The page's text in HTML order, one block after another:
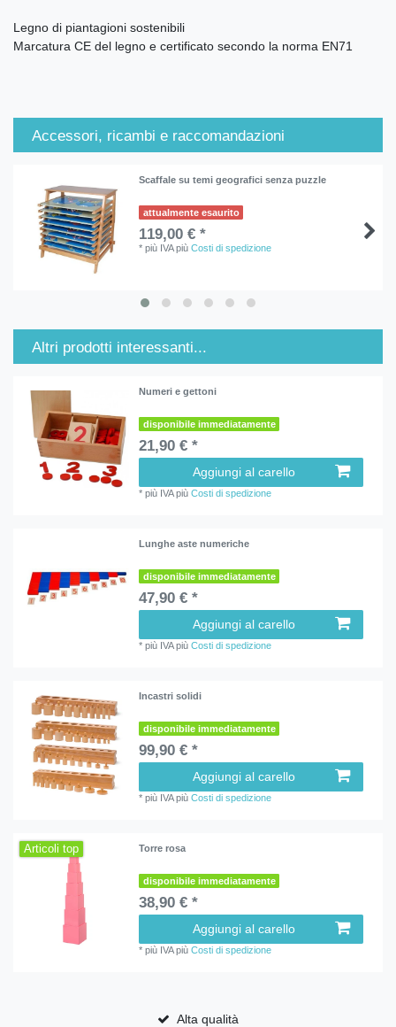
Legno di piantagioni sostenibili
Marcatura CE del legno e certificato secondo la norma EN71
Accessori, ricambi e raccomandazioni
Scaffale su temi geografici senza puzzle
attualmente esaurito
119,00 € *
*più IVApiùCosti di spedizione
Altri prodotti interessanti...
Numeri e gettoni
disponibile immediatamente
21,90 € *
Aggiungi al carello
*più IVApiùCosti di spedizione
Lunghe aste numeriche
disponibile immediatamente
47,90 € *
Aggiungi al carello
*più IVApiùCosti di spedizione
Incastri solidi
disponibile immediatamente
99,90 € *
Aggiungi al carello
*più IVApiùCosti di spedizione
Articoli top Torre rosa
disponibile immediatamente
38,90 € *
Aggiungi al carello
*più IVApiùCosti di spedizione
Alta qualità